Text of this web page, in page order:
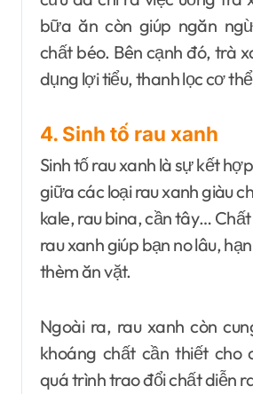
bữa ăn còn giúp ngăn
chất béo. Bên cạnh đó, trà
dụng lợi tiểu, thanh lọc cơ
4. Sinh tố rau xanh
Sinh tố rau xanh là sự kết
giữa các loại rau xanh giàu
kale, rau bina, cần tây…
rau xanh giúp bạn no lâu,
thèm ăn vặt.
Ngoài ra, rau xanh còn
khoáng chất cần thiết
quá trình trao đổi chất diễn